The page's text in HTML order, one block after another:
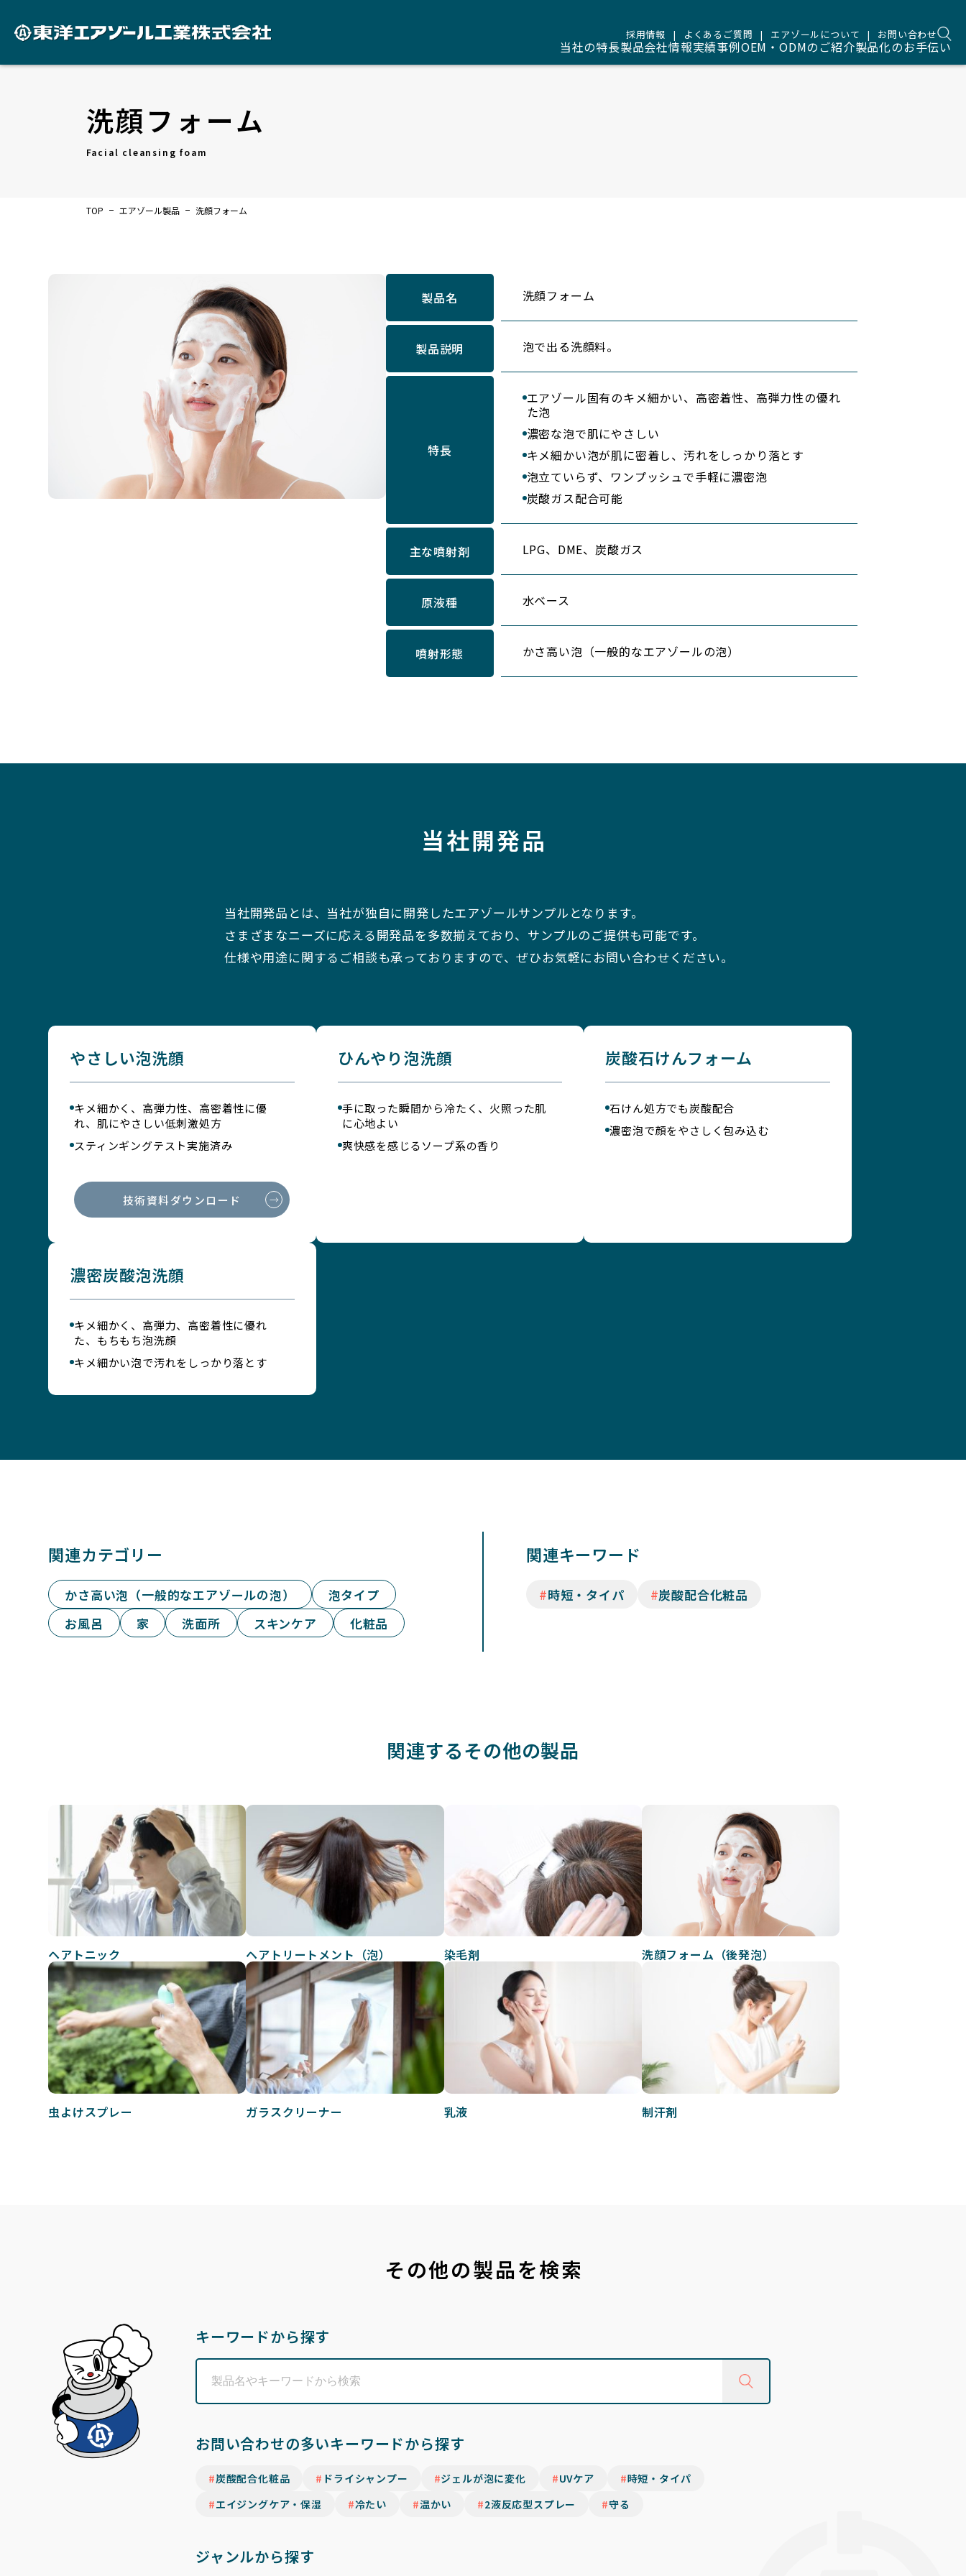
採用情報 よくあるご質問 エアゾールについて お問い合わせ
当社の特長製品会社情報実績事例OEM・ODMのご紹介製品化のお手伝い
洗顔フォーム
Facial cleansing foam
TOP エアゾール製品 洗顔フォーム
製品名 洗顔フォーム
製品説明 泡で出る洗顔料。
特長
エアゾール固有のキメ細かい、高密着性、高弾力性の優れ
た泡
濃密な泡で肌にやさしい
キメ細かい泡が肌に密着し、汚れをしっかり落とす
泡立ていらず、ワンプッシュで手軽に濃密泡
炭酸ガス配合可能
主な噴射剤 LPG、DME、炭酸ガス
原液種 水ベース
噴射形態 かさ高い泡（一般的なエアゾールの泡）
当社開発品
当社開発品とは、当社が独自に開発したエアゾールサンプルとなります。
さまざまなニーズに応える開発品を多数揃えており、サンプルのご提供も可能です。
仕様や用途に関するご相談も承っておりますので、ぜひお気軽にお問い合わせください。
やさしい泡洗顔
キメ細かく、高弾力性、高密着性に優
れ、肌にやさしい低刺激処方
スティンギングテスト実施済み
技術資料ダウンロード
ひんやり泡洗顔
手に取った瞬間から冷たく、火照った肌
に心地よい
爽快感を感じるソープ系の香り
炭酸石けんフォーム
石けん処方でも炭酸配合
濃密泡で顔をやさしく包み込む
濃密炭酸泡洗顔
キメ細かく、高弾力、高密着性に優れ
た、もちもち泡洗顔
キメ細かい泡で汚れをしっかり落とす
関連カテゴリー
かさ高い泡（一般的なエアゾールの泡）
泡タイプ
お風呂
家 洗面所 スキンケア 化粧品
関連キーワード
時短・タイパ 炭酸配合化粧品
関連するその他の製品
ヘアトニック ヘアトリートメント（泡） 染毛剤 洗顔フォーム（後発泡）
虫よけスプレー ガラスクリーナー 乳液 制汗剤
その他の製品を検索
キーワードから探す
お問い合わせの多いキーワードから探す
炭酸配合化粧品 ドライシャンプー ジェルが泡に変化 UVケア
時短・タイパ
エイジングケア・保湿
冷たい 温かい 2液反応型スプレー 守る
ジャンルから探す